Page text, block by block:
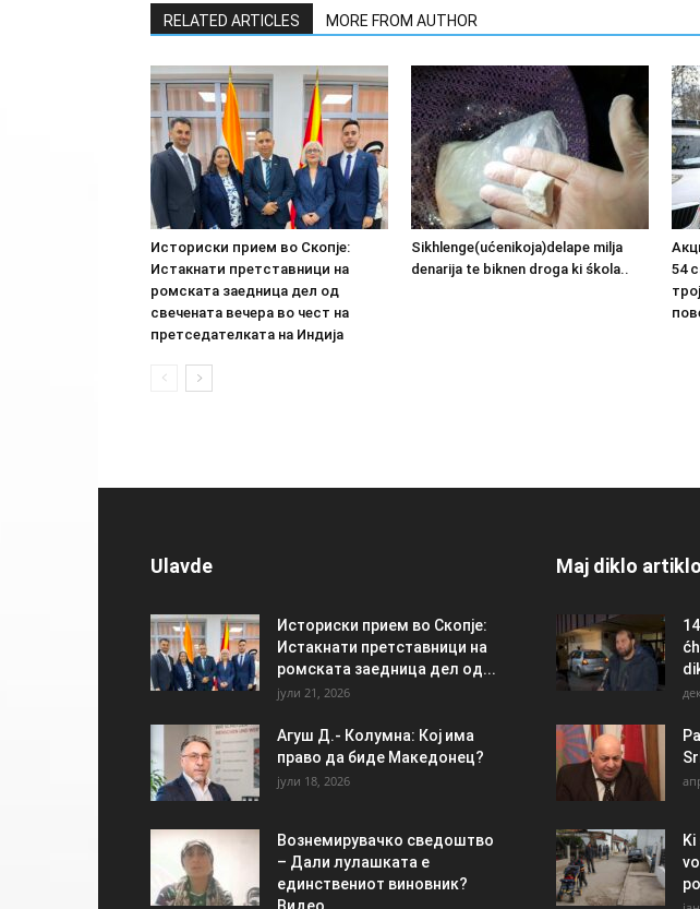
RELATED ARTICLES MORE FROM AUTHOR
Историски прием во Скопје:
Истакнати претставници на
ромската заедница дел од
свечената вечера во чест на
претседателката на Индија
Sikhlenge(ućenikoja)delape milja
denarija te biknen droga ki śkola..
54
Ulavde
Историски прием во Скопје:
Истакнати претставници на
ромската заедница дел од...
јули 21, 2026
Агуш Д.- Колумна: Кој има
право да биде Македонец?
јули 18, 2026
Вознемирувачко сведоштво
– Дали лулашката е
единствениот виновник?
Maj diklo artiklo